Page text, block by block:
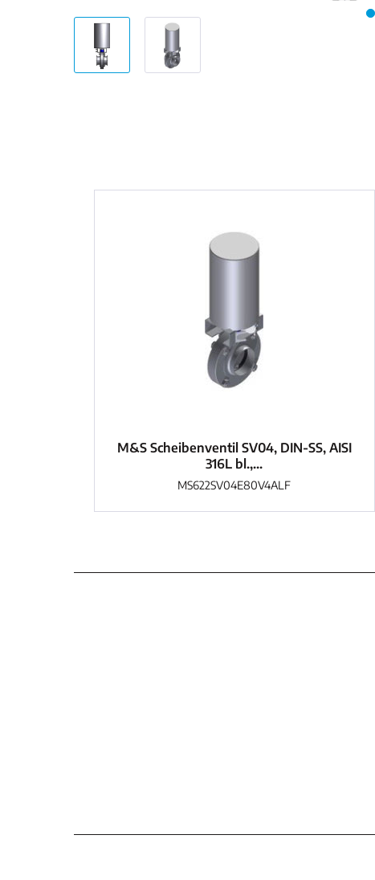
M&S Scheibenventil SV04, DIN-SS, AISI
316L bl.,...
MS622SV04E80V4ALF